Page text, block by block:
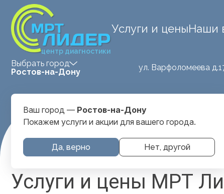
центр диагностики
Услуги и ценыНаши
Выбрать город
Ростов-на-Дону
ул. Варфоломеева
Ваш город — Ростов-на-Дону
Покажем услуги и акции для вашего города.
Да, верно Нет, другой
Услуги И Цены
Услуги и цены МРТ